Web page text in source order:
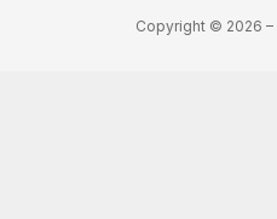
Copyright © 2026